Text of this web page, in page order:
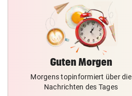
Guten Morgen
Morgens topinformiert über die
Nachrichten des Tages